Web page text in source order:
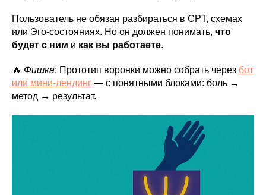
Пользователь не обязан разбираться в CPT, схемах
или Эго-состояниях. Но он должен понимать, что
будет с ним и как вы работаете.
🔥 Фишка: Прототип воронки можно собрать через бот
или мини-лендинг — с понятными блоками: боль →
метод → результат.